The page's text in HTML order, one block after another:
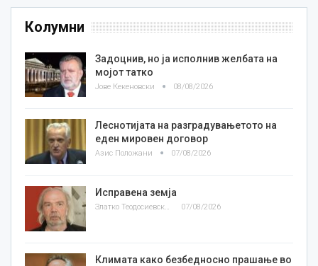
Колумни
Задоцнив, но ја исполнив желбата на
мојот татко
Јове Кекеновски 08/08/2026
Леснотијата на разградувањетото на
еден мировен договор
Азис Положани 07/08/2026
Исправена земја
Златко Теодосиевски 07/08/2026
Климата како безбедносно прашање во